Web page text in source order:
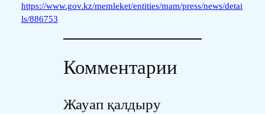
https://www.gov.kz/memleket/entities/mam/press/news/detai
ls/886753
Комментарии
Жауап қалдыру